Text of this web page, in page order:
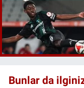
Bunlar da